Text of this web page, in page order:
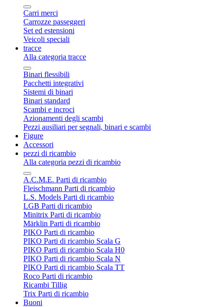
Carri merci
Carrozze passeggeri
Set ed estensioni
Veicoli speciali
tracce
Alla categoria tracce
Binari flessibili
Pacchetti integrativi
Sistemi di binari
Binari standard
Scambi e incroci
Azionamenti degli scambi
Pezzi ausiliari per segnali, binari e scambi
Figure
Accessori
pezzi di ricambio
Alla categoria pezzi di ricambio
A.C.M.E. Parti di ricambio
Fleischmann Parti di ricambio
L.S. Models Parti di ricambio
LGB Parti di ricambio
Minitrix Parti di ricambio
Märklin Parti di ricambio
PIKO Parti di ricambio
PIKO Parti di ricambio Scala G
PIKO Parti di ricambio Scala H0
PIKO Parti di ricambio Scala N
PIKO Parti di ricambio Scala TT
Roco Parti di ricambio
Ricambi Tillig
Trix Parti di ricambio
Buoni